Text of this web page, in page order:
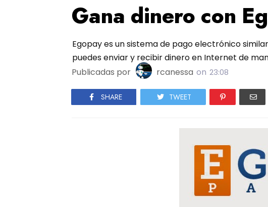
Gana dinero con
Egopay es un sistema de pago electrónico
puedes enviar y recibir dinero en Internet de
Publicadas por
rcanessa on 23:08
SHARE TWEET